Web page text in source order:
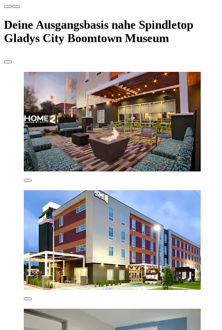
Deine Ausgangsbasis nahe Spindletop
Gladys City Boomtown Museum